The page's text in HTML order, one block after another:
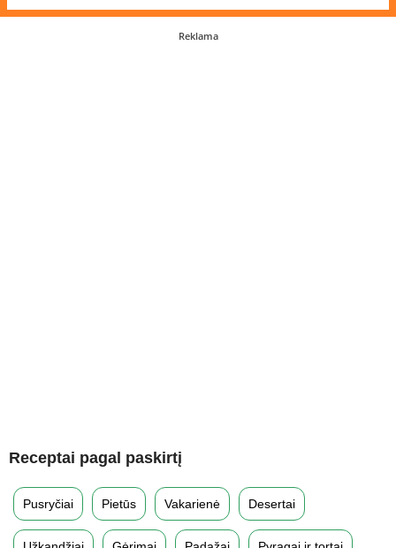
Reklama
Receptai pagal paskirtį
Pusryčiai Pietūs Vakarienė Desertai